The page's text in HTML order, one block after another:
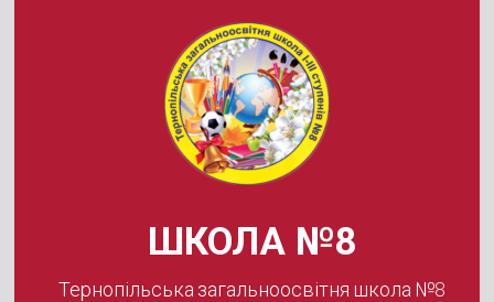
ШКОЛА №8
Тернопільська загальноосвітня школа №8